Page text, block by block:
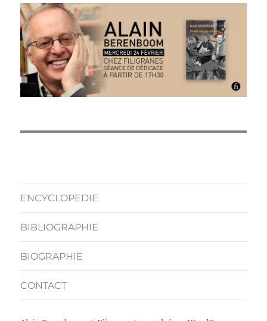
ENCYCLOPEDIE
BIBLIOGRAPHIE
BIOGRAPHIE
CONTACT